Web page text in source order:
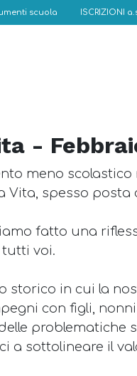
scuola ISCRIZIONI
-
meno scolastico
Vita, spesso posta
fatto una
voi.
storico in cui la
con figli,
problematiche
a sottolineare il